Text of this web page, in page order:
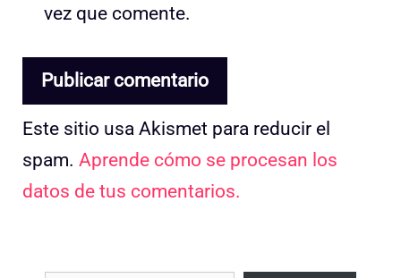
vez que comente.
Este sitio usa Akismet para reducir el
spam. Aprende cómo se procesan los
datos de tus comentarios.
Escribe tu correo electrónico…